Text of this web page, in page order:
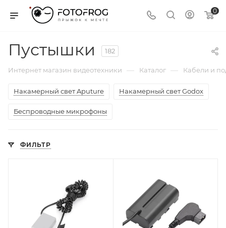
0
Пустышки 182
Интернет магазин видеотехники — Каталог — Кабели и
Накамерный свет Aputure Накамерный свет Godox
Беспроводные микрофоны
ФИЛЬТР